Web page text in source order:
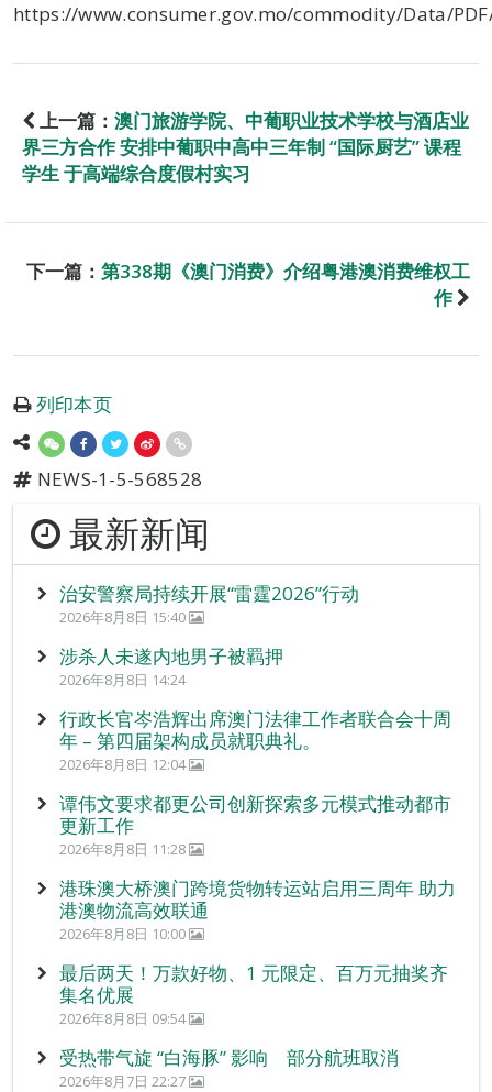
https://www.consumer.gov.mo/commodity/Data/
上一篇： 澳门旅游学院、中葡职业技术学校与酒店业
界三方合作 安排中葡职中高中三年制 “国际厨艺” 课程
学生 于高端综合度假村实习
下一篇： 第338期《澳门消费》介绍粤港澳消费维权工
作
列印本页
NEWS-1-5-568528
最新新闻
治安警察局持续开展“雷霆2026”行动
2026年8月8日 15:40
涉杀人未遂内地男子被羁押
2026年8月8日 14:24
行政长官岑浩辉出席澳门法律工作者联合会十周
年 – 第四届架构成员就职典礼。
2026年8月8日 12:04
谭伟文要求都更公司创新探索多元模式推动都市
更新工作
2026年8月8日 11:28
港珠澳大桥澳门跨境货物转运站启用三周年 助力
港澳物流高效联通
2026年8月8日 10:00
最后两天！万款好物、1 元限定、百万元抽奖齐
集名优展
2026年8月8日 09:54
受热带气旋 “白海豚” 影响 部分航班取消
2026年8月7日 22:27